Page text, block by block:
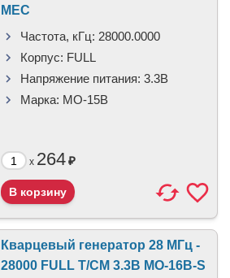
MEC
Частота, кГц: 28000.0000
Корпус: FULL
Напряжение питания: 3.3В
Марка: MO-15B
x 264₽
Кварцевый генератор 28 МГц -
28000 FULL T/CM 3.3В MO-16B-S